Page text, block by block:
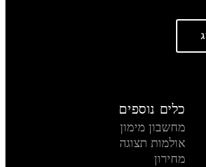
כלים נוספים
מחשבון מימון
אולמות תצוגה
מחירון